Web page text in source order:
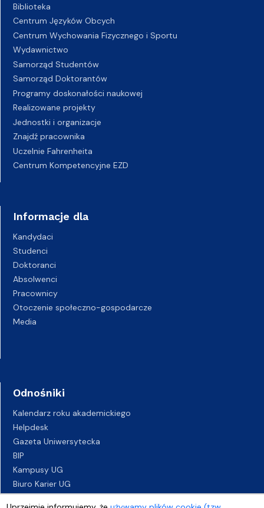
Biblioteka
Centrum Języków Obcych
Centrum Wychowania Fizycznego i Sportu
Wydawnictwo
Samorząd Studentów
Samorząd Doktorantów
Programy doskonałości naukowej
Realizowane projekty
Jednostki i organizacje
Znajdź pracownika
Uczelnie Fahrenheita
Centrum Kompetencyjne EZD
Informacje dla
Kandydaci
Studenci
Doktoranci
Absolwenci
Pracownicy
Otoczenie społeczno-gospodarcze
Media
Odnośniki
Kalendarz roku akademickiego
Helpdesk
Gazeta Uniwersytecka
BIP
Kampusy UG
Biuro Karier UG
Oferty pracy